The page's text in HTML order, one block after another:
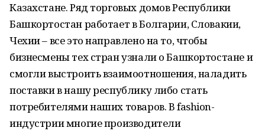
Казахстане. Ряд торговых домов Республики
Башкортостан работает в Болгарии, Словакии,
Чехии – все это направлено на то, чтобы
бизнесмены тех стран узнали о Башкортостане и
смогли выстроить взаимоотношения, наладить
поставки в нашу республику либо стать
потребителями наших товаров. В fashion-
индустрии многие производители